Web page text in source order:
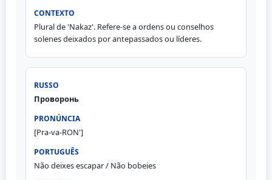
Plural de 'Nakaz'. Refere-se a ordens ou conselhos
solenes deixados por antepassados ou líderes.
Проворонь
[Pra-va-RON']
Não deixes escapar / Não bobeies